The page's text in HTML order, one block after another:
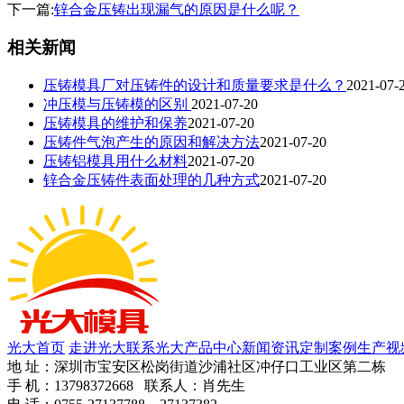
下一篇:锌合金压铸出现漏气的原因是什么呢？
相关新闻
压铸模具厂对压铸件的设计和质量要求是什么？ 2021-07-
冲压模与压铸模的区别 2021-07-20
压铸模具的维护和保养2021-07-20
压铸件气泡产生的原因和解决方法2021-07-20
压铸铝模具用什么材料2021-07-20
锌合金压铸件表面处理的几种方式2021-07-20
光大首页 走进光大联系光大产品中心新闻资讯定制案例生产视
地 址：深圳市宝安区松岗街道沙浦社区冲仔口工业区第二栋
手 机：13798372668 联系人：肖先生